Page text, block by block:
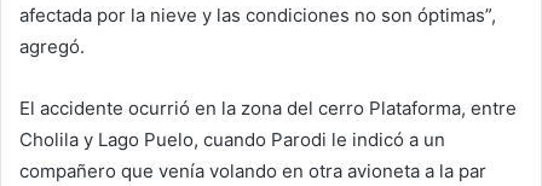
afectada por la nieve y las condiciones no son óptimas”,
agregó.
El accidente ocurrió en la zona del cerro Plataforma, entre
Cholila y Lago Puelo, cuando Parodi le indicó a un
compañero que venía volando en otra avioneta a la par